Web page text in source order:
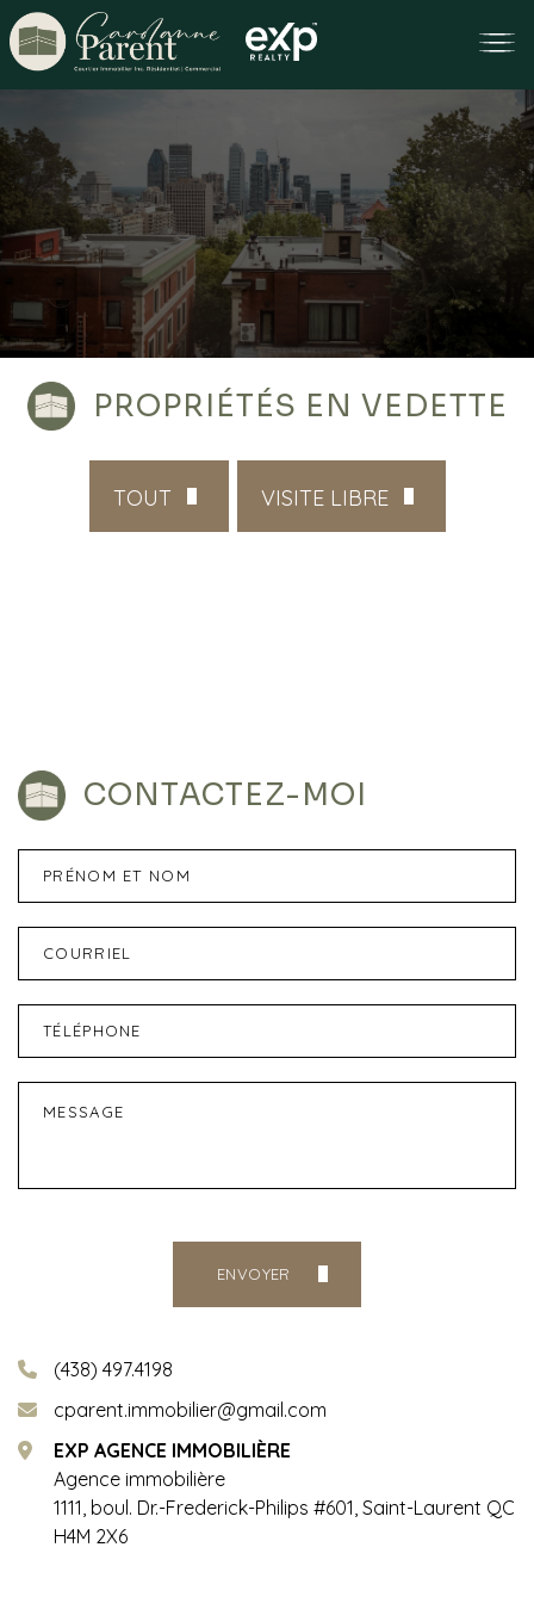
PROPRIÉTÉS EN VEDETTE
TOUT VISITE LIBRE
CONTACTEZ-MOI
ENVOYER
(438) 497.4198
cparent.immobilier@gmail.com
EXP AGENCE IMMOBILIÈRE
Agence immobilière
1111, boul. Dr.-Frederick-Philips #601, Saint-Laurent QC
H4M 2X6